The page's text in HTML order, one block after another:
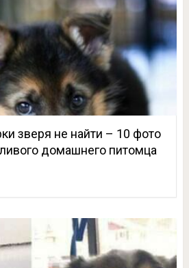
зверя не найти – 10 фото
домашнего питомца